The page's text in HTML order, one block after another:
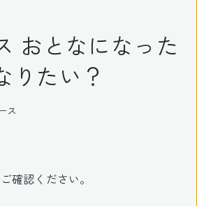
おとなになった
りたい？
ス
確認ください。